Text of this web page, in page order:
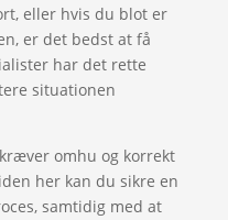
eller hvis du blot er
er det bedst at få
har det rette
situationen
omhu og korrekt
her kan du sikre en
samtidig med at